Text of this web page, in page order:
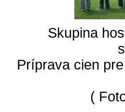
Skupina
Príprava cien
(